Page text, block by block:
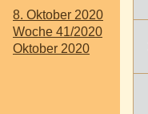
8. Oktober 2020
Woche 41/2020
Oktober 2020